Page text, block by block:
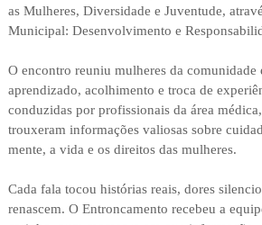
as Mulheres, Diversidade e Juventude,
Municipal: Desenvolvimento e
O encontro reuniu mulheres da comunidade
aprendizado, acolhimento e troca de
conduzidas por profissionais da área
trouxeram informações valiosas sobre
mente, a vida e os direitos das mulheres.
Cada fala tocou histórias reais, dores
renascem. O Entroncamento recebeu a